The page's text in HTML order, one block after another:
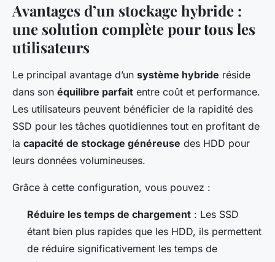
Avantages d’un stockage hybride :
une solution complète pour tous les
utilisateurs
Le principal avantage d’un système hybride réside
dans son équilibre parfait entre coût et performance.
Les utilisateurs peuvent bénéficier de la rapidité des
SSD pour les tâches quotidiennes tout en profitant de
la capacité de stockage généreuse des HDD pour
leurs données volumineuses.
Grâce à cette configuration, vous pouvez :
Réduire les temps de chargement : Les SSD
étant bien plus rapides que les HDD, ils permettent
de réduire significativement les temps de